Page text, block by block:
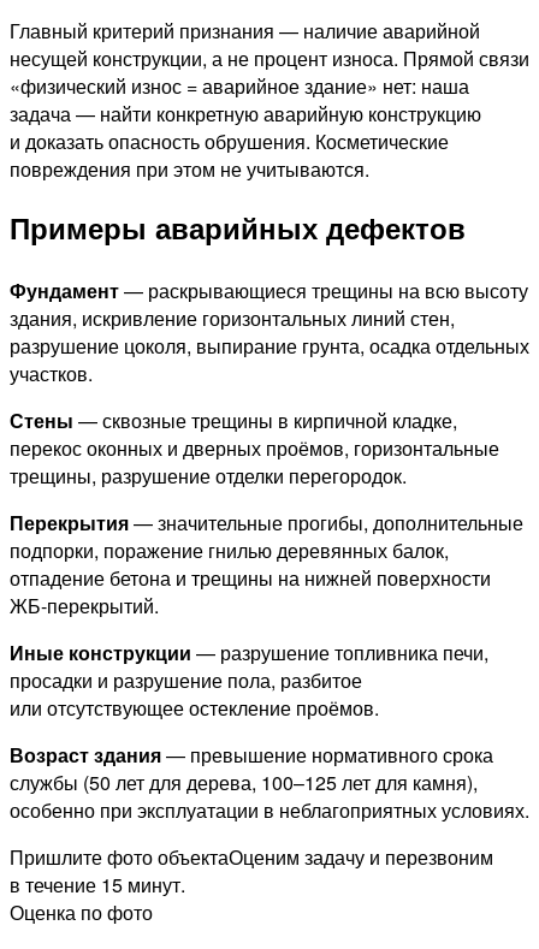
Главный критерий признания — наличие аварийной
несущей конструкции, а не процент износа. Прямой связи
«физический износ = аварийное здание» нет: наша
задача — найти конкретную аварийную конструкцию
и доказать опасность обрушения. Косметические
повреждения при этом не учитываются.
Примеры аварийных дефектов
Фундамент— раскрывающиеся трещины на всю высоту
здания, искривление горизонтальных линий стен,
разрушение цоколя, выпирание грунта, осадка отдельных
участков.
Стены — сквозные трещины в кирпичной кладке,
перекос оконных и дверных проёмов, горизонтальные
трещины, разрушение отделки перегородок.
Перекрытия— значительные прогибы, дополнительные
подпорки, поражение гнилью деревянных балок,
отпадение бетона и трещины на нижней поверхности
ЖБ-перекрытий.
Иные конструкции — разрушение топливника печи,
просадки и разрушение пола, разбитое
или отсутствующее остекление проёмов.
Возраст здания— превышение нормативного срока
службы (50 лет для дерева, 100–125 лет для камня),
особенно при эксплуатации в неблагоприятных условиях.
Пришлите фото объектаОценим задачу и перезвоним
в течение 15 минут.
Оценка по фото